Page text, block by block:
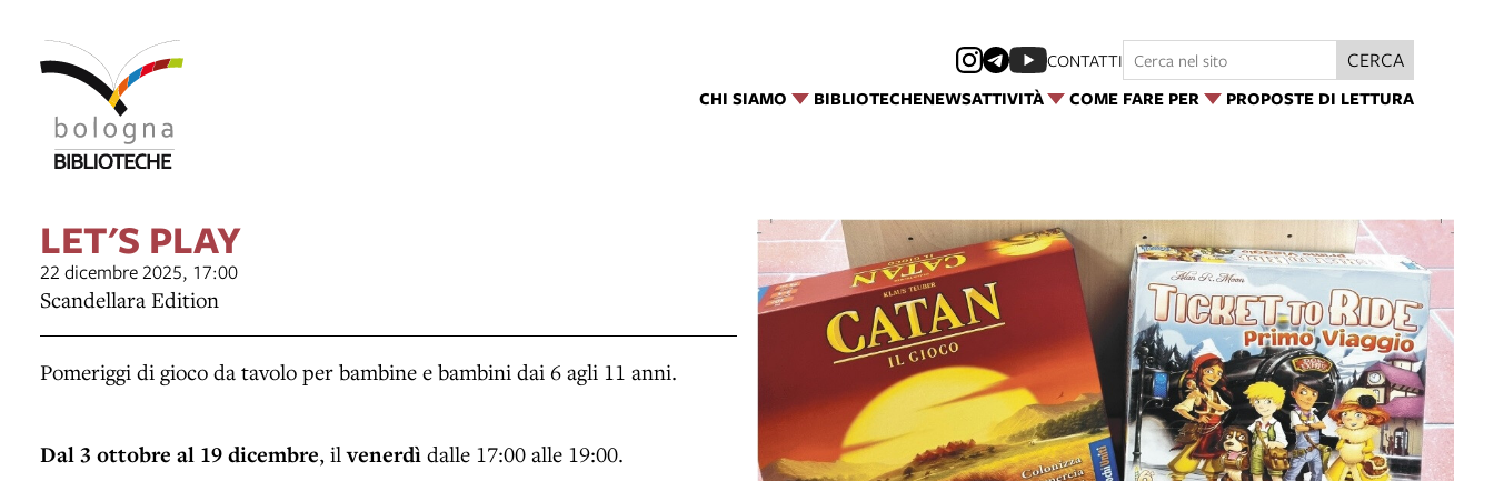
CHI SIAMO BIBLIOTECHENEWSATTIVITÀ COME FARE PER PROPOSTE DI LETTURA
CONTATTI CERCA
LET'S PLAY
22 dicembre 2025, 17:00
Scandellara Edition
Pomeriggi di gioco da tavolo per bambine e bambini dai 6 agli 11 anni.
Dal 3 ottobre al 19 dicembre, ilvenerdì dalle 17:00 alle 19:00.